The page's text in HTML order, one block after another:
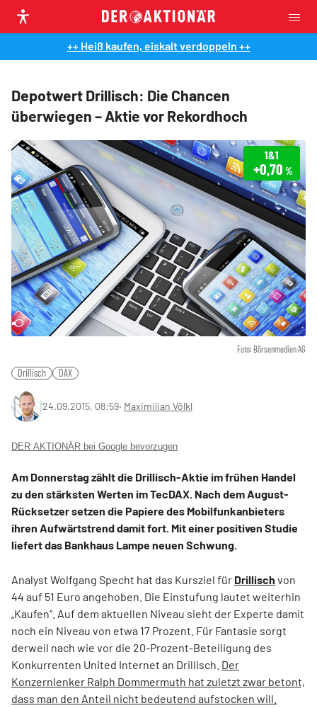
++ Heiß kaufen, eiskalt verdoppeln ++
Depotwert Drillisch: Die Chancen
überwiegen – Aktie vor Rekordhoch
Foto: Börsenmedien AG
1&1
+0,70 %
Drillisch DAX
24.09.2015, 08:59‧ Maximilian Völkl
DER AKTIONÄR bei Google bevorzugen
Am Donnerstag zählt die Drillisch-Aktie im frühen Handel
zu den stärksten Werten im TecDAX. Nach dem August-
Rücksetzer setzen die Papiere des Mobilfunkanbieters
ihren Aufwärtstrend damit fort. Mit einer positiven Studie
liefert das Bankhaus Lampe neuen Schwung.
Analyst Wolfgang Specht hat das Kursziel für Drillisch von
44 auf 51 Euro angehoben. Die Einstufung lautet weiterhin
„Kaufen“. Auf dem aktuellen Niveau sieht der Experte damit
noch ein Niveau von etwa 17 Prozent. Für Fantasie sorgt
derweil nach wie vor die 20-Prozent-Beteiligung des
Konkurrenten United Internet an Drillisch. Der
Konzernlenker Ralph Dommermuth hat zuletzt zwar betont,
dass man den Anteil nicht bedeutend aufstocken will.